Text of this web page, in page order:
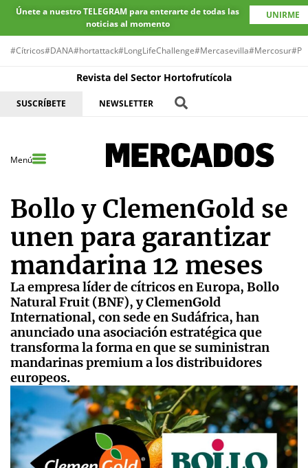
Únete a nuestro TELEGRAM para enterarte de todas las
noticias al momento
UNIRME
#Cítricos#DANA#hortattack#LongLifeChallenge#Mercasevilla#Mercosur
Revista del Sector Hortofrutícola
SUSCRÍBETE NEWSLETTER
Menú
Bollo y ClemenGold se
unen para garantizar
mandarina 12 meses
La empresa líder de cítricos en Europa, Bollo
Natural Fruit (BNF), y ClemenGold
International, con sede en Sudáfrica, han
anunciado una asociación estratégica que
transforma la forma en que se suministran
mandarinas premium a los distribuidores
europeos.